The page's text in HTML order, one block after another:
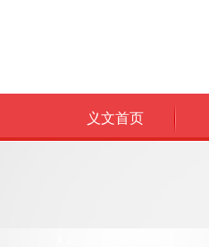
义文首页